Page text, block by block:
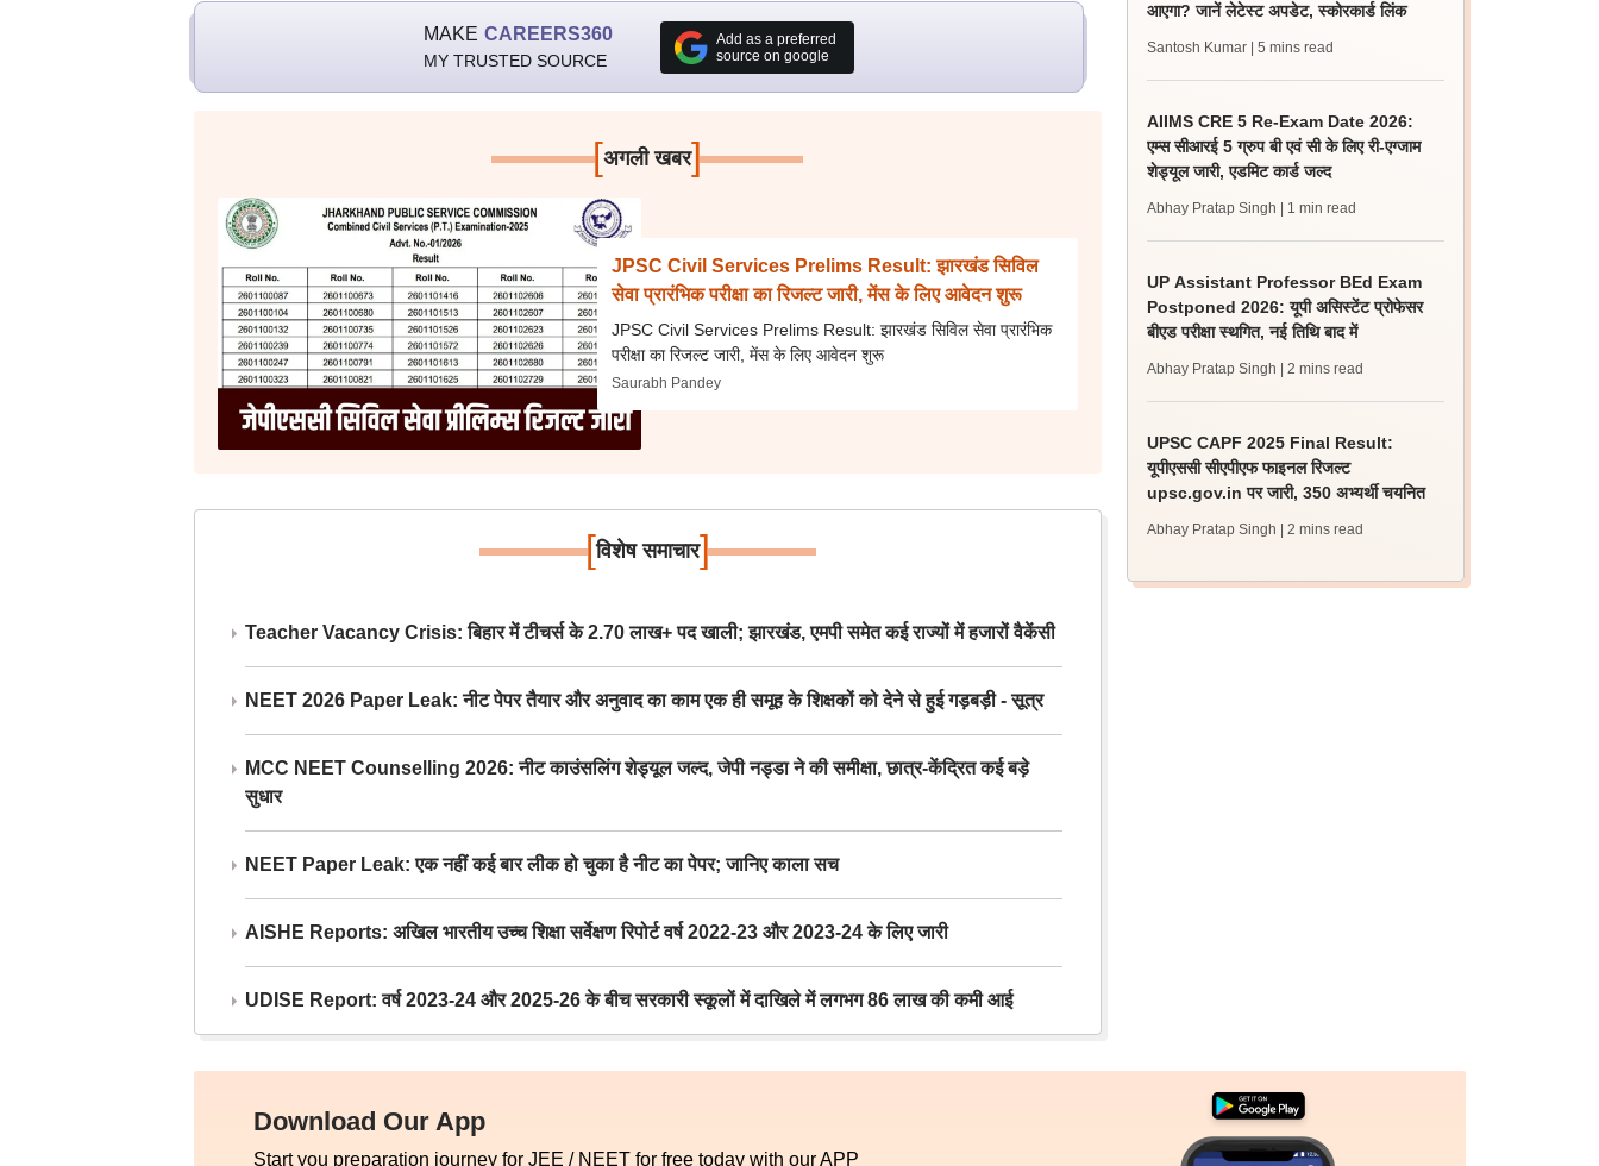
MAKE CAREERS360
MY TRUSTED SOURCE
Add as a preferred
source on google
[अगली खबर]
JPSC Civil Services Prelims Result: झारखंड सिविल
सेवा प्रारंभिक परीक्षा का रिजल्ट जारी, मेंस के लिए आवेदन शुरू
JPSC Civil Services Prelims Result: झारखंड सिविल सेवा प्रारंभिक
परीक्षा का रिजल्ट जारी, मेंस के लिए आवेदन शुरू
Saurabh Pandey
[विशेष समाचार]
Teacher Vacancy Crisis: बिहार में टीचर्स के 2.70 लाख+ पद खाली; झारखंड, एमपी समेत कई राज्यों में हजारों वैकेंसी
NEET 2026 Paper Leak: नीट पेपर तैयार और अनुवाद का काम एक ही समूह के शिक्षकों को देने से हुई गड़बड़ी - सूत्र
MCC NEET Counselling 2026: नीट काउंसलिंग शेड्यूल जल्द, जेपी नड्डा ने की समीक्षा, छात्र-केंद्रित कई बड़े
सुधार
NEET Paper Leak: एक नहीं कई बार लीक हो चुका है नीट का पेपर; जानिए काला सच
AISHE Reports: अखिल भारतीय उच्च शिक्षा सर्वेक्षण रिपोर्ट वर्ष 2022-23 और 2023-24 के लिए जारी
UDISE Report: वर्ष 2023-24 और 2025-26 के बीच सरकारी स्कूलों में दाखिले में लगभग 86 लाख की कमी आई
आएगा? जानें लेटेस्ट अपडेट, स्कोरकार्ड लिंक
Santosh Kumar | 5 mins read
AIIMS CRE 5 Re-Exam Date 2026:
एम्स सीआरई 5 ग्रुप बी एवं सी के लिए री-एग्जाम
शेड्यूल जारी, एडमिट कार्ड जल्द
Abhay Pratap Singh | 1 min read
UP Assistant Professor BEd Exam
Postponed 2026: यूपी असिस्टेंट प्रोफेसर
बीएड परीक्षा स्थगित, नई तिथि बाद में
Abhay Pratap Singh | 2 mins read
UPSC CAPF 2025 Final Result:
यूपीएससी सीएपीएफ फाइनल रिजल्ट
upsc.gov.in पर जारी, 350 अभ्यर्थी चयनित
Abhay Pratap Singh | 2 mins read
Download Our App
Start you preparation journey for JEE / NEET for free today with our APP